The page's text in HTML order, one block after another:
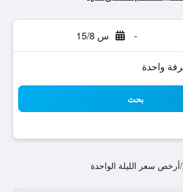
- س 15/8
بحث
/أرخص سعر الليلة الواحدة